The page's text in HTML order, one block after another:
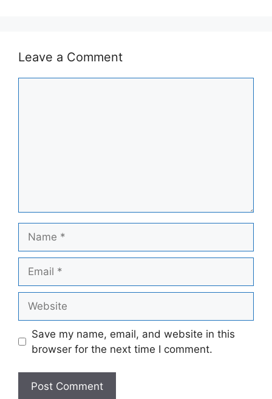
Leave a Comment
Save my name, email, and website in this
browser for the next time I comment.